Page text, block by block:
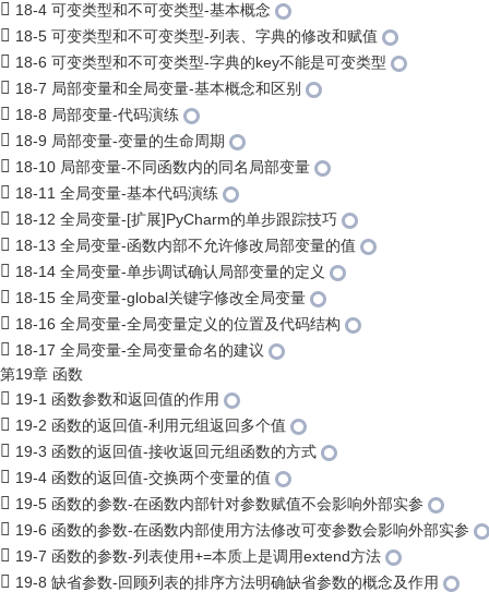
18-4 可变类型和不可变类型-基本概念
18-5 可变类型和不可变类型-列表、字典的修改和赋值
18-6 可变类型和不可变类型-字典的key不能是可变类型
18-7 局部变量和全局变量-基本概念和区别
18-8 局部变量-代码演练
18-9 局部变量-变量的生命周期
18-10 局部变量-不同函数内的同名局部变量
18-11 全局变量-基本代码演练
18-12 全局变量-[扩展]PyCharm的单步跟踪技巧
18-13 全局变量-函数内部不允许修改局部变量的值
18-14 全局变量-单步调试确认局部变量的定义
18-15 全局变量-global关键字修改全局变量
18-16 全局变量-全局变量定义的位置及代码结构
18-17 全局变量-全局变量命名的建议
第19章 函数
19-1 函数参数和返回值的作用
19-2 函数的返回值-利用元组返回多个值
19-3 函数的返回值-接收返回元组函数的方式
19-4 函数的返回值-交换两个变量的值
19-5 函数的参数-在函数内部针对参数赋值不会影响外部实参
19-6 函数的参数-在函数内部使用方法修改可变参数会影响外部实参
19-7 函数的参数-列表使用+=本质上是调用extend方法
19-8 缺省参数-回顾列表的排序方法明确缺省参数的概念及作用